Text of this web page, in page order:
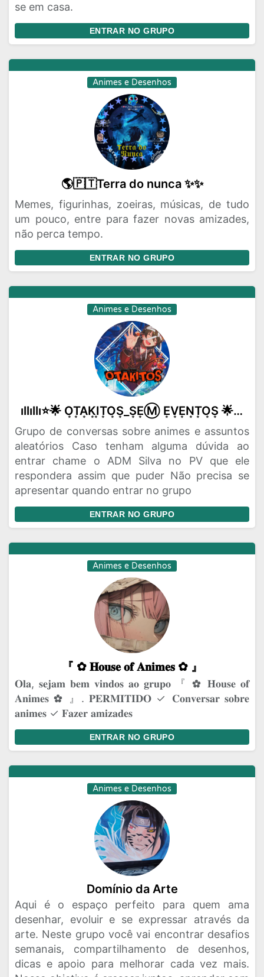
se em casa.
ENTRAR NO GRUPO
Animes e Desenhos
🌎🇵🇹Terra do nunca ✨✨
Memes, figurinhas, zoeiras, músicas, de tudo
um pouco, entre para fazer novas amizades,
não perca tempo.
ENTRAR NO GRUPO
Animes e Desenhos
ıllıllı⭐🌟 O͙T͙A͙K͙I͙T͙O͙S͙_S͙E͙Ⓜ️ E͙V͙E͙N͙T͙O͙S͙ 🌟⭐ıllıllı
Grupo de conversas sobre animes e assuntos
aleatórios Caso tenham alguma dúvida ao
entrar chame o ADM Silva no PV que ele
respondera assim que puder Não precisa se
apresentar quando entrar no grupo
ENTRAR NO GRUPO
Animes e Desenhos
『 ✿⁠ 𝐇𝐨𝐮𝐬𝐞 𝐨𝐟 𝐀𝐧𝐢𝐦𝐞𝐬 ✿⁠ 』
𝐎𝐥𝐚, 𝐬𝐞𝐣𝐚𝐦 𝐛𝐞𝐦 𝐯𝐢𝐧𝐝𝐨𝐬 𝐚𝐨 𝐠𝐫𝐮𝐩𝐨 『 ✿⁠ 𝐇𝐨𝐮𝐬𝐞 𝐨𝐟
𝐀𝐧𝐢𝐦𝐞𝐬 ✿⁠ 』. 𝐏𝐄𝐑𝐌𝐈𝐓𝐈𝐃𝐎 ✓ 𝐂𝐨𝐧𝐯𝐞𝐫𝐬𝐚𝐫 𝐬𝐨𝐛𝐫𝐞
𝐚𝐧𝐢𝐦𝐞𝐬 ✓ 𝐅𝐚𝐳𝐞𝐫 𝐚𝐦𝐢𝐳𝐚𝐝𝐞𝐬
ENTRAR NO GRUPO
Animes e Desenhos
Domínio da Arte
Aqui é o espaço perfeito para quem ama
desenhar, evoluir e se expressar através da
arte. Neste grupo você vai encontrar desafios
semanais, compartilhamento de desenhos,
dicas e apoio para melhorar cada vez mais.